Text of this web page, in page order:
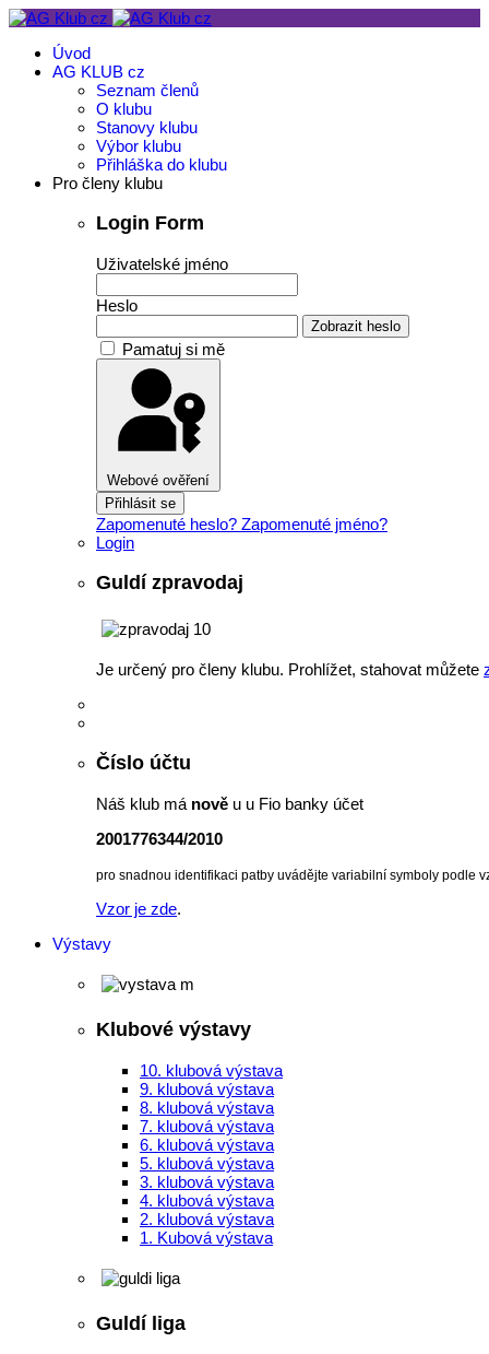
Úvod
AG KLUB cz
Seznam členů
O klubu
Stanovy klubu
Výbor klubu
Přihláška do klubu
Pro členy klubu
Login Form
Uživatelské jméno
Heslo
Zobrazit heslo
Pamatuj si mě
Webové ověření
Přihlásit se
Zapomenuté heslo? Zapomenuté jméno?
Login
Guldí zpravodaj
Je určený pro členy klubu. Prohlížet, stahovat můžete
Číslo účtu
Náš klub má nově u u Fio banky účet
2001776344/2010
pro snadnou identifikaci patby uvádějte variabilní symboly podle
Vzor je zde.
Výstavy
Klubové výstavy
10. klubová výstava
9. klubová výstava
8. klubová výstava
7. klubová výstava
6. klubová výstava
5. klubová výstava
3. klubová výstava
4. klubová výstava
2. klubová výstava
1. Kubová výstava
Guldí liga